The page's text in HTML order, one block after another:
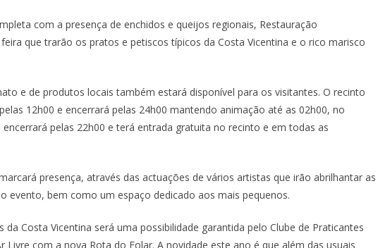
com a presença de enchidos e queijos regionais, Restauração
que trarão os pratos e petiscos típicos da Costa Vicentina e o rico marisco
e de produtos locais também estará disponível para os visitantes. O recinto
12h00 e encerrará pelas 24h00 mantendo animação até as 02h00, no
pelas 22h00 e terá entrada gratuita no recinto e em todas as
presença, através das actuações de vários artistas que irão abrilhantar as
evento, bem como um espaço dedicado aos mais pequenos.
da Costa Vicentina será uma possibilidade garantida pelo Clube de Praticantes
Livre com a nova Rota do Folar. A novidade este ano é que além das usuais